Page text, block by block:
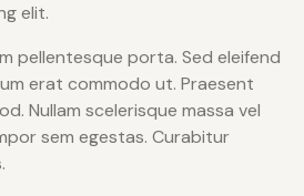
elit.
pellentesque porta. Sed eleifend
erat commodo ut. Praesent
Nullam scelerisque massa vel
sem egestas. Curabitur